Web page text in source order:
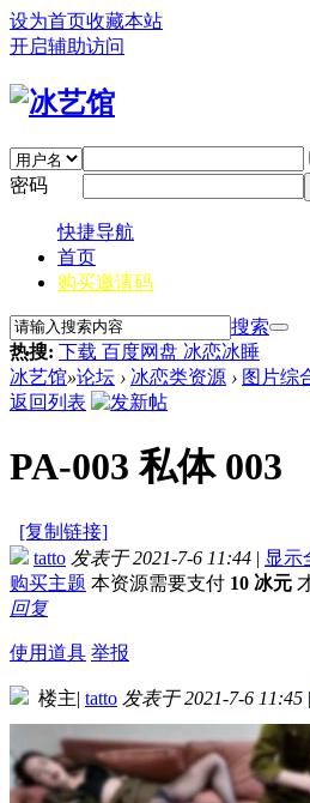
设为首页收藏本站
开启辅助访问
密码
快捷导航
首页
购买邀请码
搜索
热搜: 下载 百度网盘 冰恋冰睡
冰艺馆»论坛 › 冰恋类资源 › 图片综
返回列表
PA-003 私体 003
[复制链接]
tatto 发表于 2021-7-6 11:44 | 显示
购买主题 本资源需要支付 10 冰元
回复
使用道具 举报
楼主| tatto 发表于 2021-7-6 11:45 |